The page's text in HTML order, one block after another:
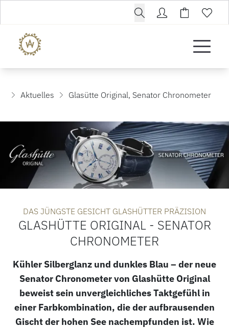
Aktuelles Glasütte Original, Senator Chronometer
DAS JÜNGSTE GESICHT GLASHÜTTER PRÄZISION
GLASHÜTTE ORIGINAL - SENATOR
CHRONOMETER
Kühler Silberglanz und dunkles Blau – der neue
Senator Chronometer von Glashütte Original
beweist sein unvergleichliches Taktgefühl in
einer Farbkombination, die der aufbrausenden
Gischt der hohen See nachempfunden ist. Wie